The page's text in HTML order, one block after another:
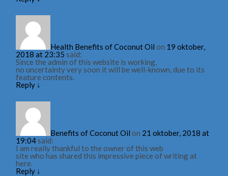
Health Benefits of Coconut Oil on 19 oktober,
2018 at 23:35 said:
Since the admin of this website is working,
no uncertainty very soon it will be well-known, due to its
feature contents.
Reply ↓
Benefits of Coconut Oil on 21 oktober, 2018 at
19:04said:
I am really thankful to the owner of this web
site who has shared this impressive piece of writing at
here.
Reply ↓